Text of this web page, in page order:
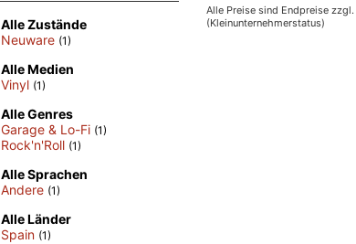
Alle Zustände
Neuware (1)
Alle Medien
Vinyl (1)
Alle Genres
Garage & Lo-Fi (1)
Rock'n'Roll (1)
Alle Sprachen
Andere (1)
Alle Länder
Spain (1)
Alle Preise sind Endpreise zzgl.
(Kleinunternehmerstatus)